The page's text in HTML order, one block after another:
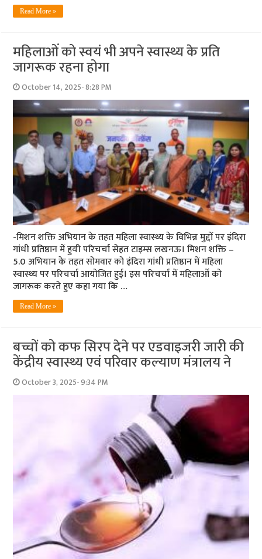
Read More »
महिलाओं को स्वयं भी अपने स्वास्थ्य के प्रति
जागरूक रहना होगा
October 14, 2025- 8:28 PM
-मिशन शक्ति अभियान के तहत महिला स्वास्थ्य के विभिन्न मुद्दों पर इंदिरा
गांधी प्रतिष्ठान में हुयी परिचर्चा सेहत टाइम्स लखनऊ। मिशन शक्ति –
5.0 अभियान के तहत सोमवार को इंदिरा गांधी प्रतिष्ठान में महिला
स्वास्थ्य पर परिचर्चा आयोजित हुई। इस परिचर्चा में महिलाओं को
जागरूक करते हुए कहा गया कि …
Read More »
बच्चों को कफ सिरप देने पर एडवाइजरी जारी की
केंद्रीय स्वास्थ्य एवं परिवार कल्याण मंत्रालय ने
October 3, 2025- 9:34 PM